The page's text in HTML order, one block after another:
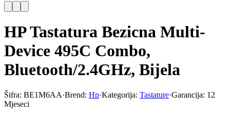
HP Tastatura Bezicna Multi-
Device 495C Combo,
Bluetooth/2.4GHz, Bijela
Šifra: BE1M6AA·Brend: Hp·Kategorija: Tastature·Garancija: 12
Mjeseci